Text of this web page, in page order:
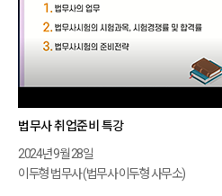
법무사 취업준비 특강
2024년 9월 28일
이두형 법무사 (법무사 이두형 사무소)